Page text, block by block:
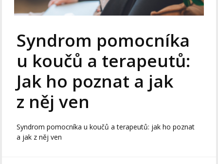
Syndrom pomocníka
u koučů a terapeutů:
Jak ho poznat a jak
z něj ven
Syndrom pomocníka u koučů a terapeutů: jak ho poznat
a jak z něj ven